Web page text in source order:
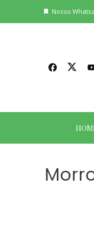
Nosso